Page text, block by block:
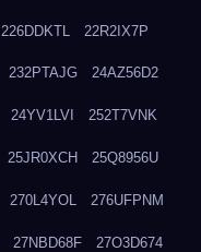
226DDKTL 22R2IX7P
232PTAJG 24AZ56D2
24YV1LVI 252T7VNK
25JR0XCH 25Q8956U
270L4YOL 276UFPNM
27NBD68F 27O3D674